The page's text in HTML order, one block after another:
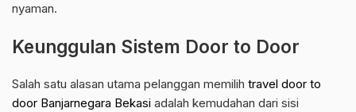
nyaman.
Keunggulan Sistem Door to Door
Salah satu alasan utama pelanggan memilih travel door to
door Banjarnegara Bekasi adalah kemudahan dari sisi